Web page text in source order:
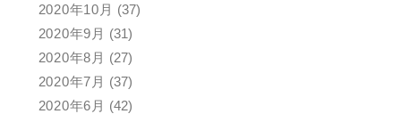
2020年10月 (37)
2020年9月 (31)
2020年8月 (27)
2020年7月 (37)
2020年6月 (42)